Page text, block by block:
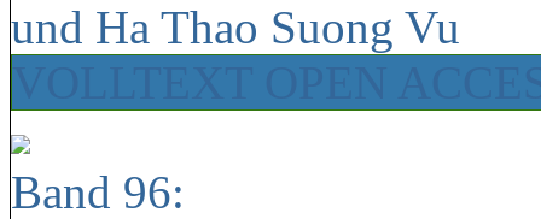
und Ha Thao Suong Vu
Band 96: